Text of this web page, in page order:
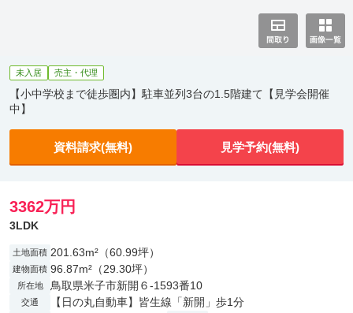
未入居 売主・代理
【小中学校まで徒歩圏内】駐車並列3台の1.5階建て【見学会開催
中】
資料請求(無料) 見学予約(無料)
3362万円
3LDK
土地面積 201.63m²（60.99坪）
建物面積 96.87m²（29.30坪）
所在地 鳥取県米子市新開６-1593番10
交通 【日の丸自動車】皆生線「新開」歩1分